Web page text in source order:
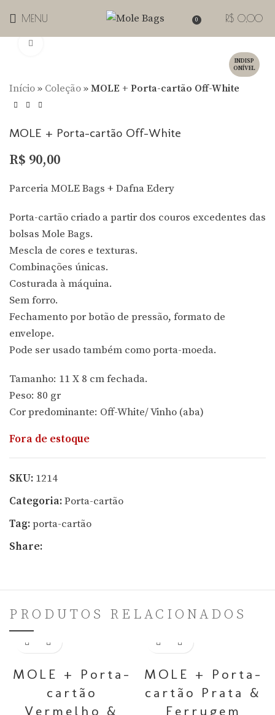
MENU 0 R$ 0,00
INDISP
ONÍVEL
Início » Coleção » MOLE + Porta-cartão Off-White
MOLE + Porta-cartão Off-White
R$ 90,00
Parceria MOLE Bags + Dafna Edery
Porta-cartão criado a partir dos couros excedentes das
bolsas Mole Bags.
Mescla de cores e texturas.
Combinações únicas.
Costurada à máquina.
Sem forro.
Fechamento por botão de pressão, formato de
envelope.
Pode ser usado também como porta-moeda.
Tamanho: 11 X 8 cm fechada.
Peso: 80 gr
Cor predominante: Off-White/ Vinho (aba)
Fora de estoque
SKU: 1214
Categoria:Porta-cartão
Tag:porta-cartão
Share:
PRODUTOS RELACIONADOS
MOLE + Porta-
cartão
Vermelho &
MOLE + Porta-
cartão Prata &
Ferrugem